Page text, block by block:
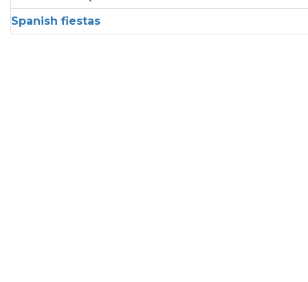
Spanish fiestas